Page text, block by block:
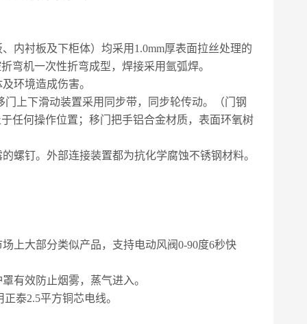
内衬板及下柜体）均采用1.0mm厚表面拉丝处理的
弯机一次性折弯成型，焊接采用氩弧焊。
环境造成伤害。
上下滑动装置采用同步带，
同步轮传动。（门钢
任何操作位置；移门把手铝合金材质，表面环氧树
螺钉。外部连接装置都为抗化学腐蚀不锈钢材料。
上大部分类似产品，支持电动风阀0-90度6秒快
有效防止烟雾，蒸气进入。
泰2.5平方铜芯电线。